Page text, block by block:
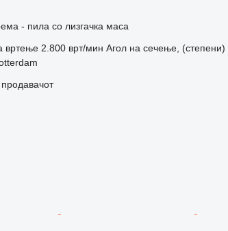
- пила со лизгачка маса
вртење 2.800 врт/мин Агол на сечење, (степени)
продавачот